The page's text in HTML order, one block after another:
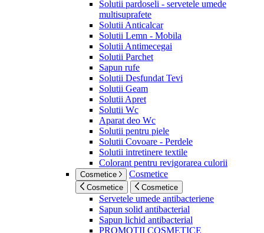
Solutii pardoseli - servetele umede
multisuprafete
Solutii Anticalcar
Solutii Lemn - Mobila
Solutii Antimecegai
Solutii Parchet
Sapun rufe
Solutii Desfundat Tevi
Solutii Geam
Solutii Apret
Solutii Wc
Aparat deo Wc
Solutii pentru piele
Solutii Covoare - Perdele
Solutii intretinere textile
Colorant pentru revigorarea culorii
Cosmetice Cosmetice
Cosmetice Cosmetice
Servetele umede antibacteriene
Sapun solid antibacterial
Sapun lichid antibacterial
PROMOTII COSMETICE